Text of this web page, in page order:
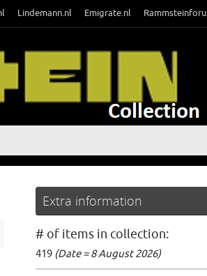
Lindemann.nl Emigrate.nl
Extra information
# of items in collection:
419 (Date = 8 August 2026)